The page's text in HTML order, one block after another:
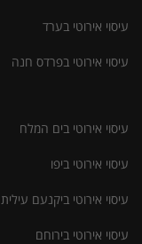
עיסוי אירוטי בערד
עיסוי אירוטי בפרדס חנה
עיסוי אירוטי בים המלח
עיסוי אירוטי ביפו
עיסוי אירוטי ביקנעם עילית
עיסוי אירוטי בירוחם